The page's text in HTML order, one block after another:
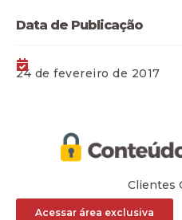
Data de Publicação
24 de fevereiro de 2017
Clientes
Acessar área exclusiva